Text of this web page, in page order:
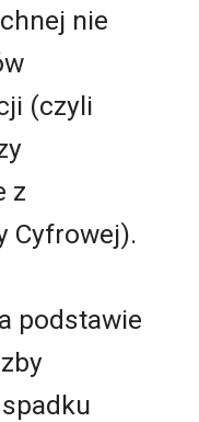
nie
(czyli
z
Cyfrowej).
podstawie